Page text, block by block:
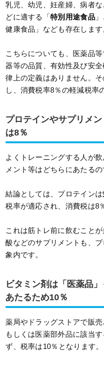
乳児、幼児、妊産婦、病者
どに適する「特別用途食品」
健康食品」なども存在します
こちらについても、医薬品
器等の品質、有効性及び安
律上の定義はありません。
し、消費税率8％の軽減税率
プロテインやサプリメン
は8％
よくトレーニングする人が
メント等はどちらにあたるの
結論としては、プロテインは
税率が適応され、消費税は8
これは筋トレ前に飲むこと
酸などのサプリメントも、
象内です。
ビタミン剤は「医薬品
あたるため10％
薬局やドラッグストアで販
もしくは医薬部外品に該当
ず、税率は10％となります。